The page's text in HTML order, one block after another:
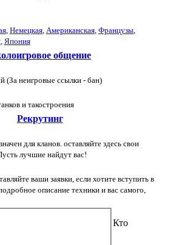
, Немецкая, Американская, Французы,
, Япония
общение
(За неигровые ссылки - бан)
и такостроения
Рекрутинг
для кланов. оставляйте здесь свои
лучшие найдут вас!
ваши заявки, если хотите вступить в
описание техники и вас самого,
Кто